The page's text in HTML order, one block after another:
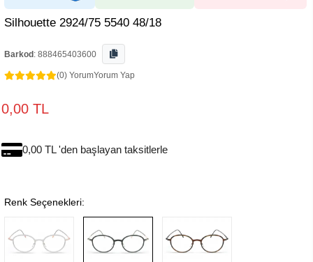
Silhouette 2924/75 5540 48/18
Barkod : 888465403600
(0) YorumYorum Yap
0,00 TL
0,00 TL 'den başlayan taksitlerle
Renk Seçenekleri: